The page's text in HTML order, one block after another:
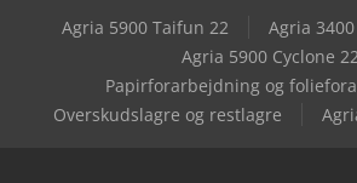
Agria 5900 Taifun 22 Agria 3400
Agria 5900 Cyclone
Papirforarbejdning og
Overskudslagre og restlagre